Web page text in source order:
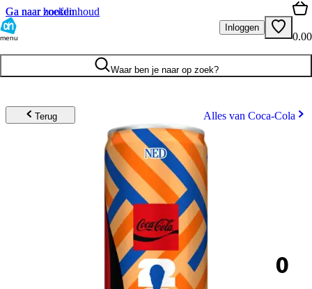
Ga naar hoofdinhoud
Ga naar zoeken
menu
Inloggen
0.00
Waar ben je naar op zoek?
Terug Alles van Coca-Cola
0